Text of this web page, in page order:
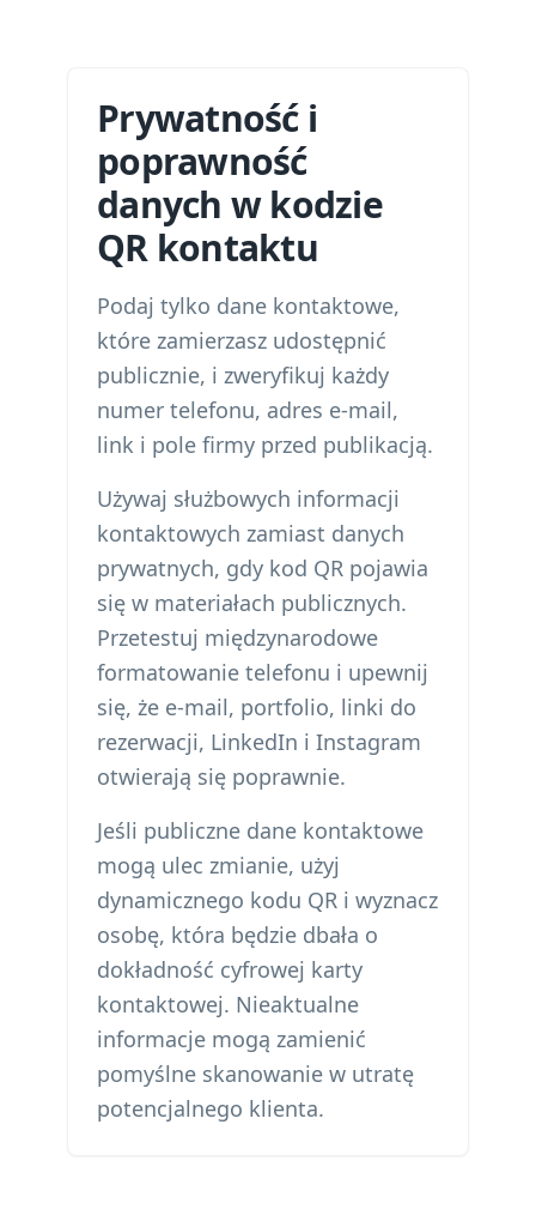
Prywatność i
poprawność
danych w kodzie
QR kontaktu
Podaj tylko dane kontaktowe,
które zamierzasz udostępnić
publicznie, i zweryfikuj każdy
numer telefonu, adres e-mail,
link i pole firmy przed publikacją.
Używaj służbowych informacji
kontaktowych zamiast danych
prywatnych, gdy kod QR pojawia
się w materiałach publicznych.
Przetestuj międzynarodowe
formatowanie telefonu i upewnij
się, że e-mail, portfolio, linki do
rezerwacji, LinkedIn i Instagram
otwierają się poprawnie.
Jeśli publiczne dane kontaktowe
mogą ulec zmianie, użyj
dynamicznego kodu QR i wyznacz
osobę, która będzie dbała o
dokładność cyfrowej karty
kontaktowej. Nieaktualne
informacje mogą zamienić
pomyślne skanowanie w utratę
potencjalnego klienta.